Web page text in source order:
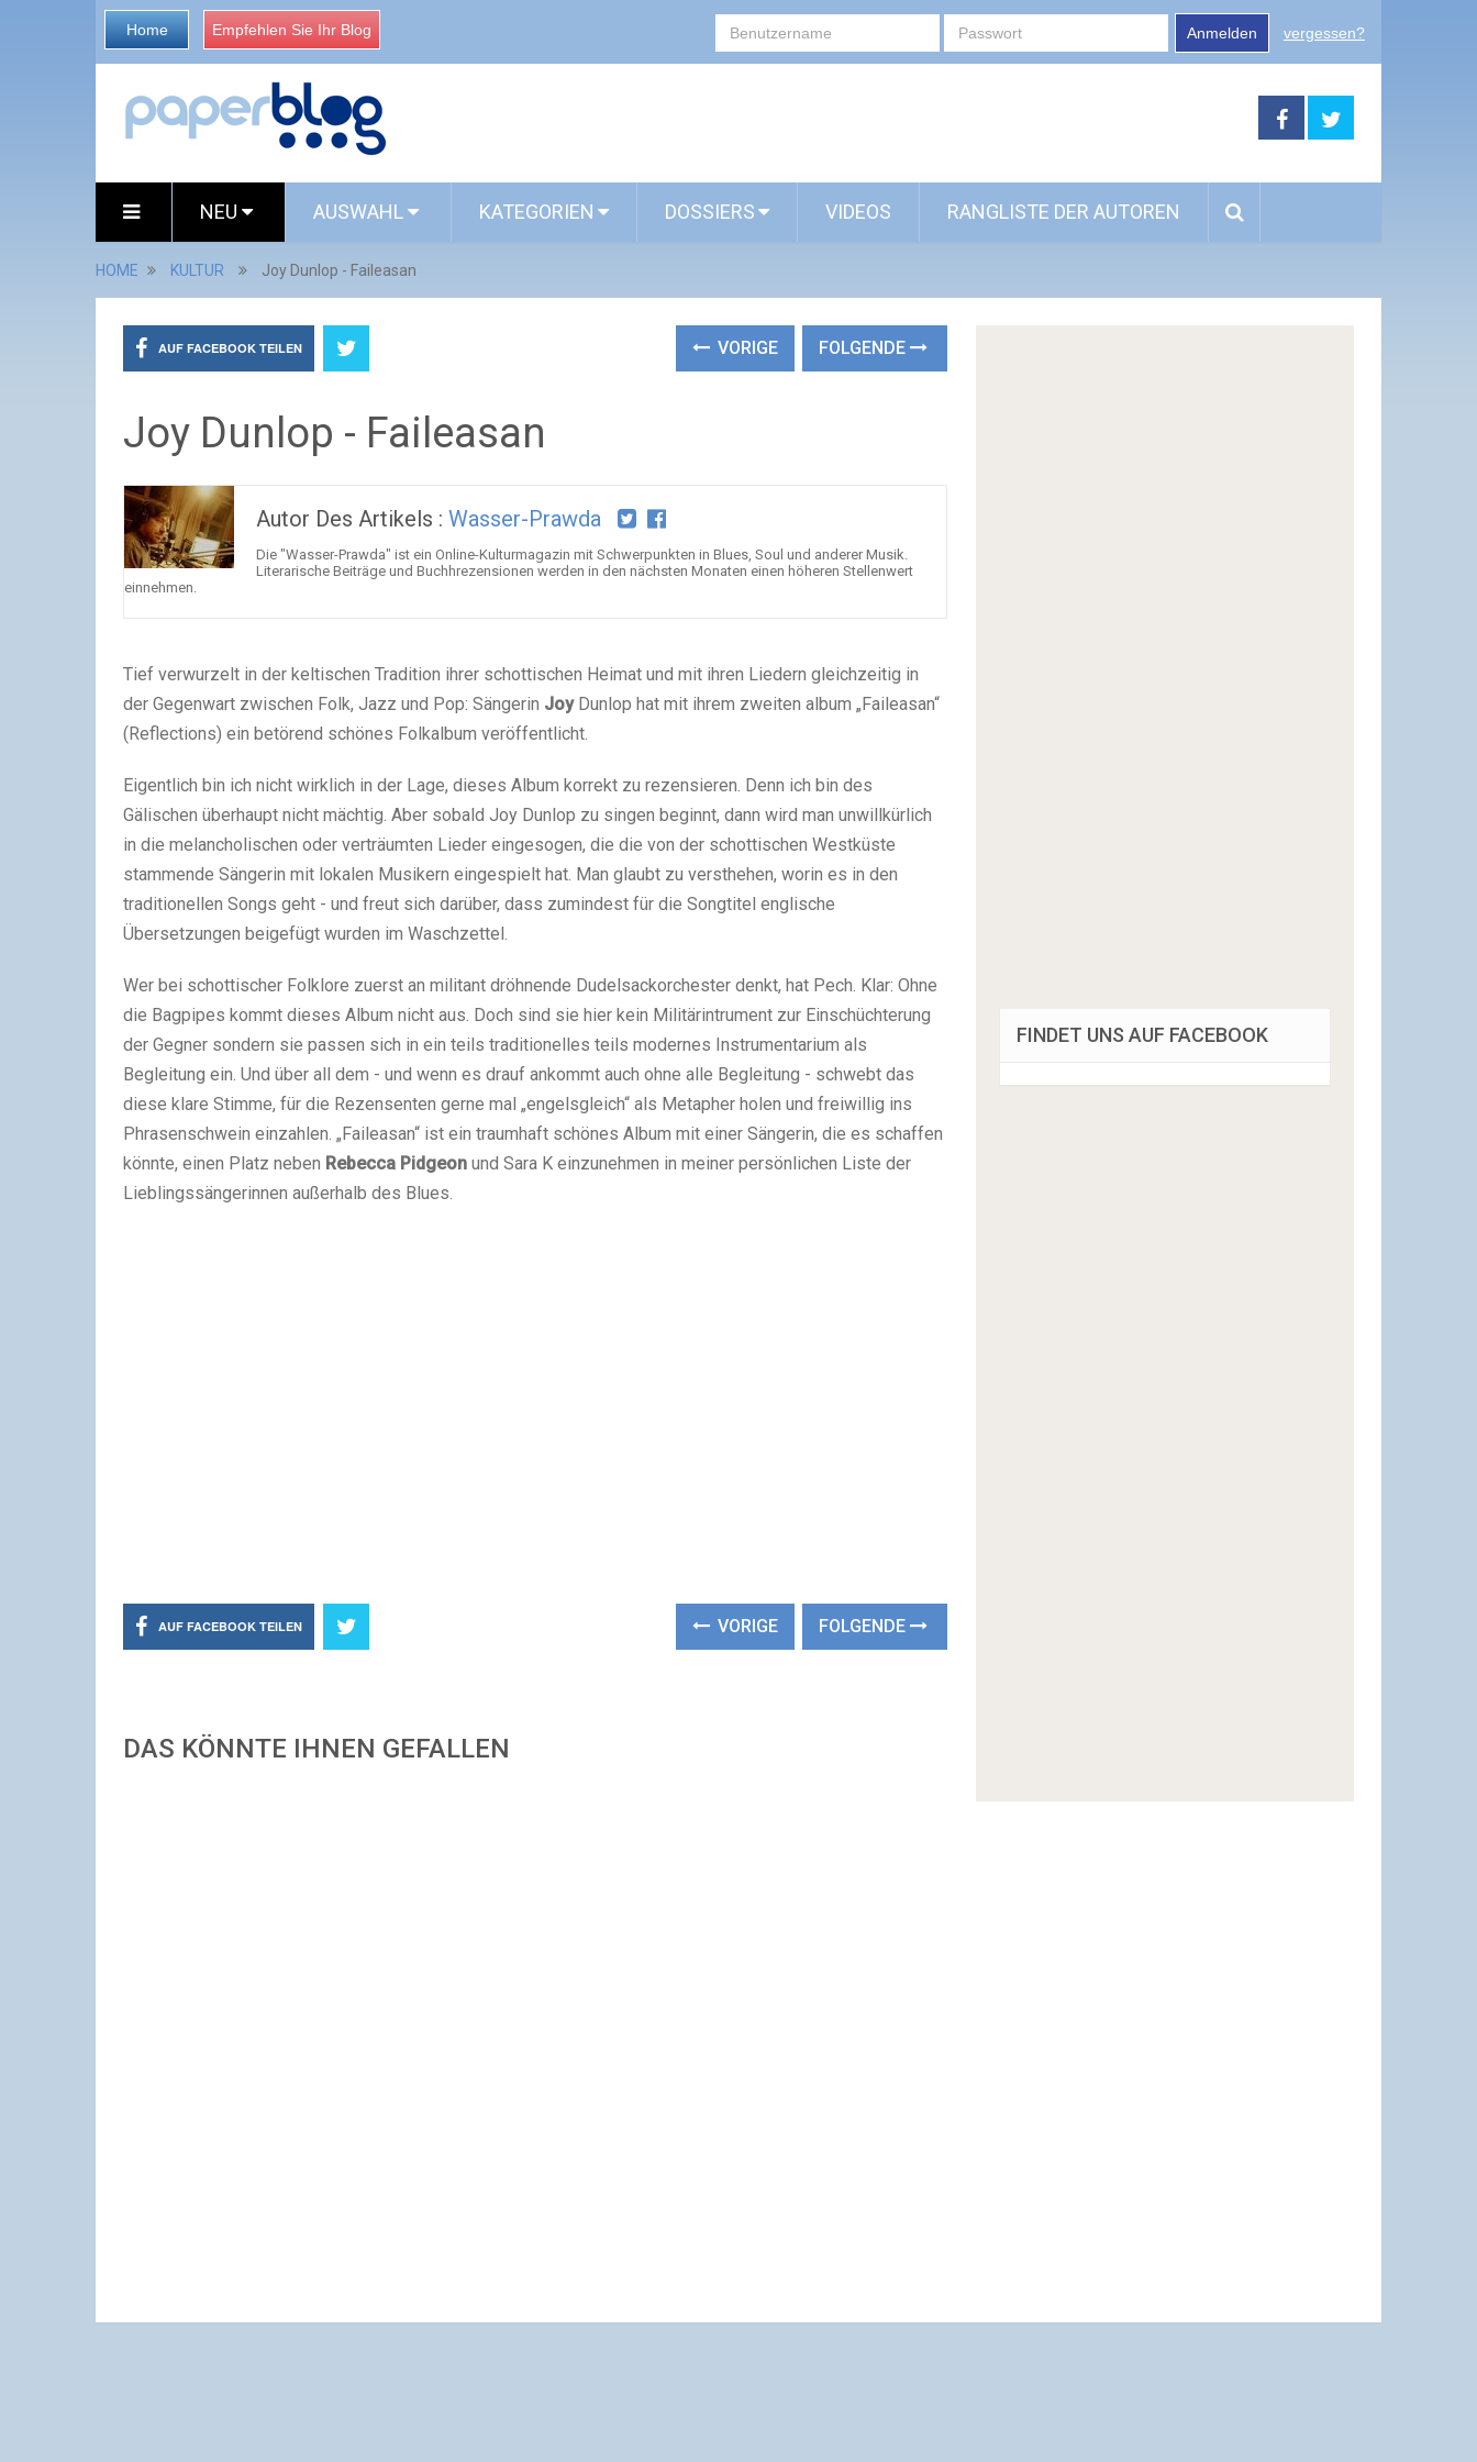
Home Empfehlen Sie Ihr Blog Anmelden vergessen?
NEU AUSWAHL KATEGORIEN DOSSIERS VIDEOS RANGLISTE DER AUTOREN
HOME KULTUR Joy Dunlop - Faileasan
AUF FACEBOOK TEILEN VORIGE FOLGENDE
Joy Dunlop - Faileasan
Autor Des Artikels : Wasser-Prawda
Die "Wasser-Prawda" ist ein Online-Kulturmagazin mit Schwerpunkten in Blues, Soul und anderer Musik.
Literarische Beiträge und Buchhrezensionen werden in den nächsten Monaten einen höheren Stellenwert
einnehmen.
Tief verwurzelt in der keltischen Tradition ihrer schottischen Heimat und mit ihren Liedern gleichzeitig in
der Gegenwart zwischen Folk, Jazz und Pop: Sängerin JoyDunlop hat mit ihrem zweiten album „Faileasan“
(Reflections) ein betörend schönes Folkalbum veröffentlicht.
Eigentlich bin ich nicht wirklich in der Lage, dieses Album korrekt zu rezensieren. Denn ich bin des
Gälischen überhaupt nicht mächtig. Aber sobald Joy Dunlop zu singen beginnt, dann wird man unwillkürlich
in die melancholischen oder verträumten Lieder eingesogen, die die von der schottischen Westküste
stammende Sängerin mit lokalen Musikern eingespielt hat. Man glaubt zu versthehen, worin es in den
traditionellen Songs geht - und freut sich darüber, dass zumindest für die Songtitel englische
Übersetzungen beigefügt wurden im Waschzettel.
Wer bei schottischer Folklore zuerst an militant dröhnende Dudelsackorchester denkt, hat Pech. Klar: Ohne
die Bagpipes kommt dieses Album nicht aus. Doch sind sie hier kein Militärintrument zur Einschüchterung
der Gegner sondern sie passen sich in ein teils traditionelles teils modernes Instrumentarium als
Begleitung ein. Und über all dem - und wenn es drauf ankommt auch ohne alle Begleitung - schwebt das
diese klare Stimme, für die Rezensenten gerne mal „engelsgleich“ als Metapher holen und freiwillig ins
Phrasenschwein einzahlen. „Faileasan“ ist ein traumhaft schönes Album mit einer Sängerin, die es schaffen
könnte, einen Platz neben Rebecca Pidgeon und Sara K einzunehmen in meiner persönlichen Liste der
Lieblingssängerinnen außerhalb des Blues.
AUF FACEBOOK TEILEN VORIGE FOLGENDE
DAS KÖNNTE IHNEN GEFALLEN
FINDET UNS AUF FACEBOOK